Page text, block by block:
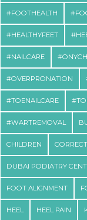
#FOOTHEALTH
#HEALTHYFEET
#NAILCARE
#OVERPRONATION
#TOENAILCARE
#WARTREMOVAL
CHILDREN
DUBAI PODIATRY
FOOT ALIGNMENT
HEEL HEEL PAIN